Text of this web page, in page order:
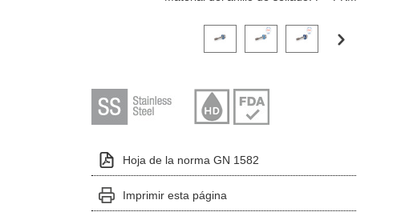
Haga clic en una imagen de variante para
Hoja de la norma GN 1582
Imprimir esta página